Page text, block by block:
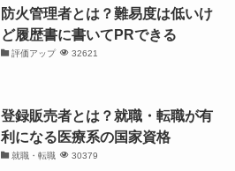
防火管理者とは？難易度は低いけ
ど履歴書に書いてPRできる
評価アップ 32621
登録販売者とは？就職・転職が有
利になる医療系の国家資格
就職・転職 30379